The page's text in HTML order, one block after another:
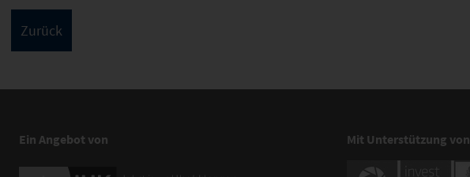
Ein Angebot von Mit Unterstützung von